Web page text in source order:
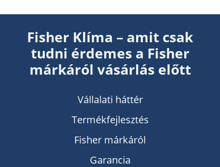
Fisher Klíma – amit csak
tudni érdemes a Fisher
márkáról vásárlás előtt
Vállalati háttér
Termékfejlesztés
Fisher márkáról
Garancia